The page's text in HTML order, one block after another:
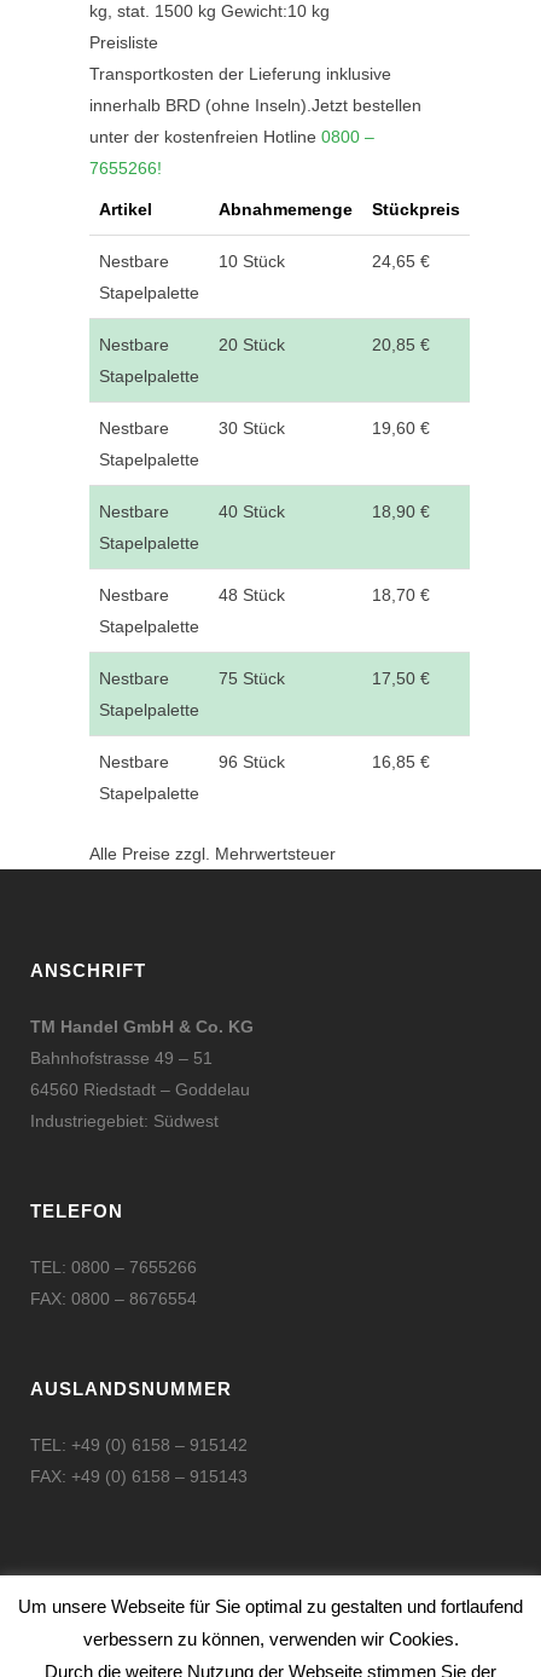
kg, stat. 1500 kg Gewicht:10 kg
Preisliste
Transportkosten der Lieferung inklusive
innerhalb BRD (ohne Inseln).Jetzt bestellen
unter der kostenfreien Hotline 0800 –
7655266!
Artikel Abnahmemenge Stückpreis
Nestbare
Stapelpalette
10 Stück 24,65 €
Nestbare
Stapelpalette
20 Stück 20,85 €
Nestbare
Stapelpalette
30 Stück 19,60 €
Nestbare
Stapelpalette
40 Stück 18,90 €
Nestbare
Stapelpalette
48 Stück 18,70 €
Nestbare
Stapelpalette
75 Stück 17,50 €
Nestbare
Stapelpalette
96 Stück 16,85 €
Alle Preise zzgl. Mehrwertsteuer
ANSCHRIFT
TM Handel GmbH & Co. KG
Bahnhofstrasse 49 – 51
64560 Riedstadt – Goddelau
Industriegebiet: Südwest
TELEFON
TEL: 0800 – 7655266
FAX: 0800 – 8676554
AUSLANDSNUMMER
TEL: +49 (0) 6158 – 915142
FAX: +49 (0) 6158 – 915143
KONTAKT
Um unsere Webseite für Sie optimal zu gestalten und fortlaufend
verbessern zu können, verwenden wir Cookies.
Durch die weitere Nutzung der Webseite stimmen Sie der